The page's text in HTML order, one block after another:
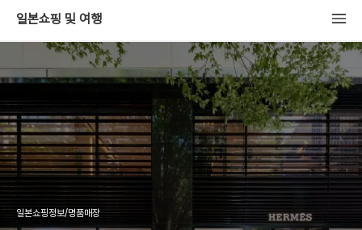
일본쇼핑 및 여행
일본쇼핑정보/명품매장